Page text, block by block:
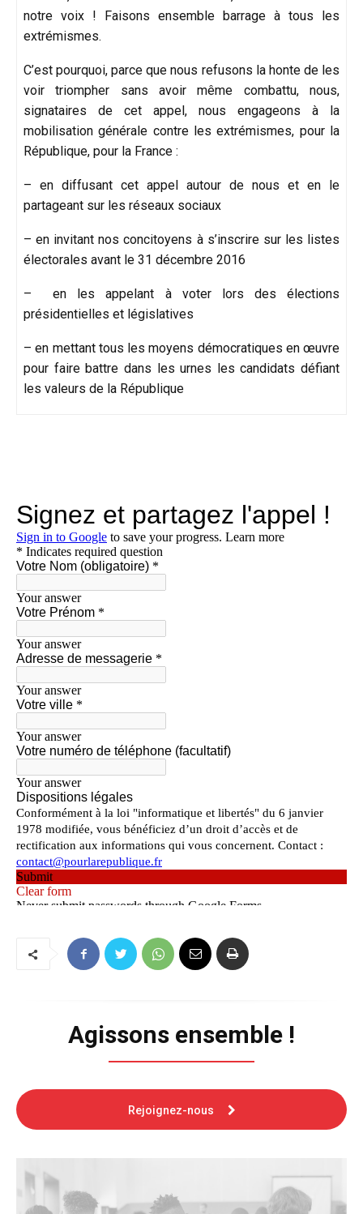
notre voix ! Faisons ensemble barrage à tous les
extrémismes.
C’est pourquoi, parce que nous refusons la honte de les
voir triompher sans avoir même combattu, nous,
signataires de cet appel, nous engageons à la
mobilisation générale contre les extrémismes, pour la
République, pour la France :
– en diffusant cet appel autour de nous et en le
partageant sur les réseaux sociaux
– en invitant nos concitoyens à s’inscrire sur les listes
électorales avant le 31 décembre 2016
– en les appelant à voter lors des élections
présidentielles et législatives
– en mettant tous les moyens démocratiques en œuvre
pour faire battre dans les urnes les candidats défiant
les valeurs de la République
Agissons ensemble !
Rejoignez-nous